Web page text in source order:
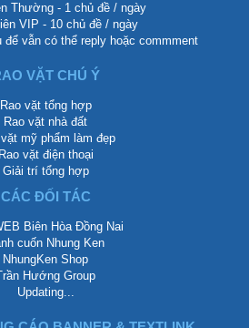
Thường - 1 chủ đề / ngày
VIP - 10 chủ đề / ngày
để vẫn có thể reply hoặc commment
VẶT CHÚ Ý
Rao vặt tổng hợp
Rao vặt nhà đất
vặt mỹ phẩm làm đẹp
Rao vặt điện thoại
Giải trí tổng hợp
CÁC ĐỐI TÁC
Biên Hòa Đồng Nai
cuốn Nhung Ken
NhungKen Shop
Hướng Group
Updating...